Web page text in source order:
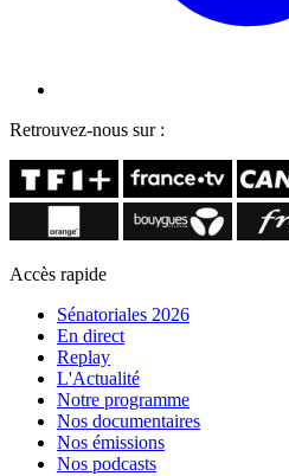
Retrouvez-nous sur :
Accès rapide
Sénatoriales 2026
En direct
Replay
L'Actualité
Notre programme
Nos documentaires
Nos émissions
Nos podcasts